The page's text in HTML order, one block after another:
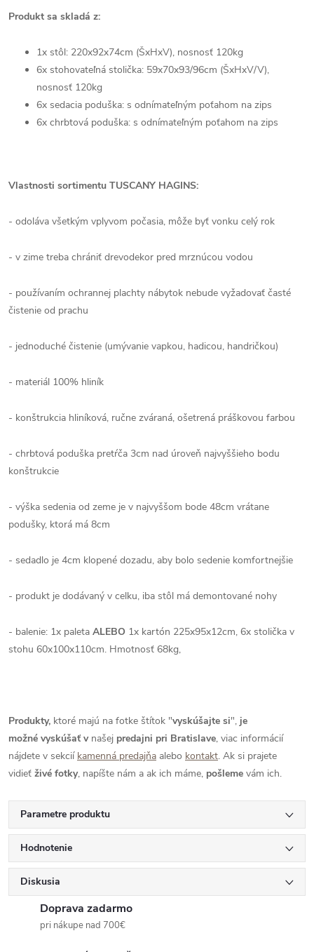
Produkt sa skladá z:
1x stôl: 220x92x74cm (ŠxHxV), nosnosť 120kg
6x stohovateľná stolička: 59x70x93/96cm (ŠxHxV/V),
nosnosť 120kg
6x sedacia poduška: s odnímateľným poťahom na zips
6x chrbtová poduška: s odnímateľným poťahom na zips
Vlastnosti sortimentu TUSCANY HAGINS:
- odoláva všetkým vplyvom počasia, môže byť vonku celý rok
- v zime treba chrániť drevodekor pred mrznúcou vodou
- používaním ochrannej plachty nábytok nebude vyžadovať časté
čistenie od prachu
- jednoduché čistenie (umývanie vapkou, hadicou, handričkou)
- materiál 100% hliník
- konštrukcia hliníková, ručne zváraná, ošetrená práškovou farbou
- chrbtová poduška pretŕča 3cm nad úroveň najvyššieho bodu
konštrukcie
- výška sedenia od zeme je v najvyššom bode 48cm vrátane
podušky, ktorá má 8cm
- sedadlo je 4cm klopené dozadu, aby bolo sedenie komfortnejšie
- produkt je dodávaný v celku, iba stôl má demontované nohy
- balenie: 1x paleta ALEBO 1x kartón 225x95x12cm, 6x stolička v
stohu 60x100x110cm. Hmotnosť 68kg,
Produkty, ktoré majú na fotke štítok "vyskúšajte si", je
možné vyskúšať v našej predajni pri Bratislave, viac informácií
nájdete v sekcií kamenná predajňa alebo kontakt. Ak si prajete
vidieť živé fotky, napíšte nám a ak ich máme, pošleme vám ich.
Parametre produktu
Hodnotenie
Diskusia
Doprava zadarmo
pri nákupe nad 700€